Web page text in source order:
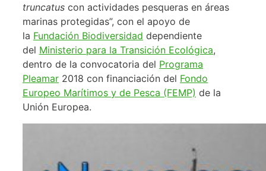
truncatus con actividades pesqueras en áreas
marinas protegidas”, con el apoyo de
la Fundación Biodiversidad dependiente
del Ministerio para la Transición Ecológica,
dentro de la convocatoria del Programa
Pleamar 2018 con financiación del Fondo
Europeo Marítimos y de Pesca (FEMP) de la
Unión Europea.